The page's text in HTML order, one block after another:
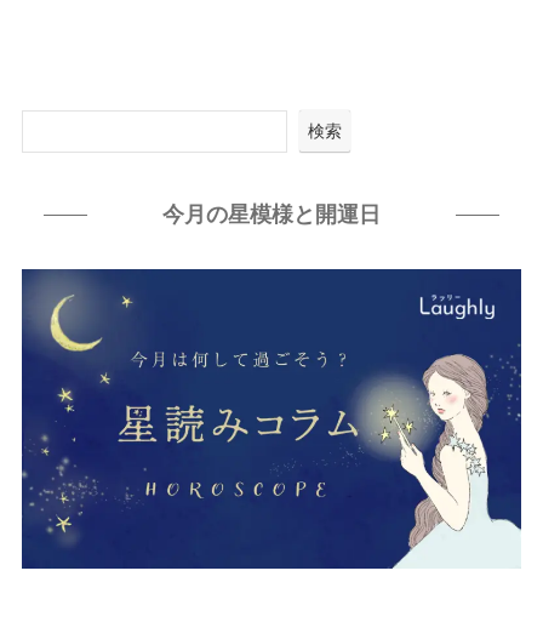
検索
今月の星模様と開運日